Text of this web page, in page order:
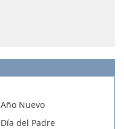
Año Nuevo
Día del Padre